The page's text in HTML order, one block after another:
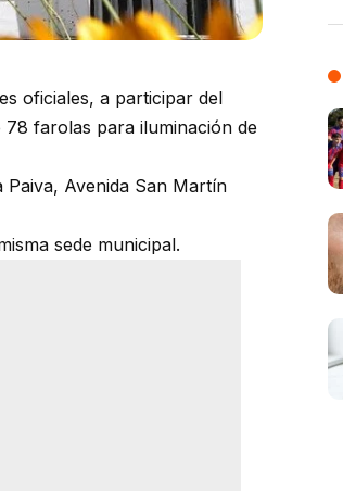
oficiales, a participar del
farolas para iluminación de
Paiva, Avenida San Martín
sede municipal.